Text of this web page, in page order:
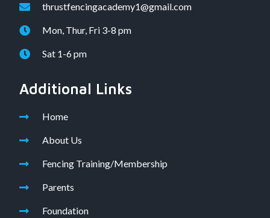
thrustfencingacademy1@gmail.com
Mon, Thur, Fri 3-8 pm
Sat 1-6 pm
Additional Links
Home
About Us
Fencing Training/Membership
Parents
Foundation